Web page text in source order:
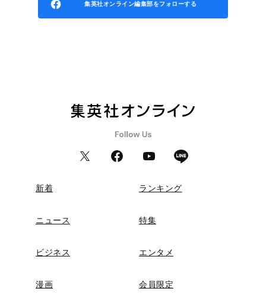
集英社オンライン編集部をフォローする
新着 ランキング
ニュース 特集
ビジネス エンタメ
漫画 会員限定